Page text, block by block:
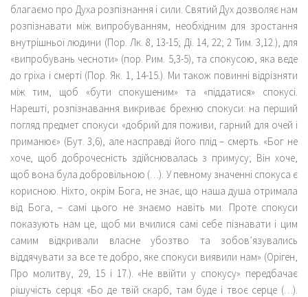
благаємо про Духа розпізнання і сили. Святий Дух дозволяє нам
розпізнавати між випробуванням, необхідним для зростання
внутрішньої людини (Пор. Лк. 8, 13-15; Ді. 14, 22; 2 Тим. 3,12.), для
«випробувань чесноти» (пор. Рим. 5,3-5), та спокусою, яка веде
до гріха і смерті (Пор. Як. 1, 14-15.). Ми також повинні відрізняти
між тим, щоб «бути спокушеним» та «піддатися» спокусі.
Нарешті, розпізнавання викриває брехню спокуси: на перший
погляд предмет спокуси «добрий для поживи, гарний для очей і
приманює» (Бут. 3,6), але насправді його плід – смерть. «Бог не
хоче, щоб доброчесність здійснювалась з примусу; Він хоче,
щоб вона була добровільною (…). У певному значенні спокуса є
корисною. Ніхто, окрім Бога, не знає, що наша душа отримала
від Бога, – самі цього не знаємо навіть ми. Проте спокуси
показують нам це, щоб ми вчилися самі себе пізнавати і цим
самим відкривали власне убозтво та зобов’язувались
віддячувати за все те добро, яке спокуси виявили нам» (Оріген,
Про молитву, 29, 15 і 17.). «Не ввійти у спокусу» передбачає
рішучість серця: «Бо де твій скарб, там буде і твоє серце (…).